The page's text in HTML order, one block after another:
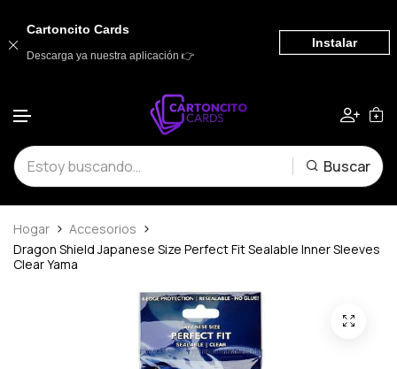
Buscar
Hogar
Accesorios
Dragon Shield Japanese Size Perfect Fit Sealable Inner Sleeves
Clear Yama
Cartoncito Cards
Descarga ya nuestra aplicación 👉
Instalar